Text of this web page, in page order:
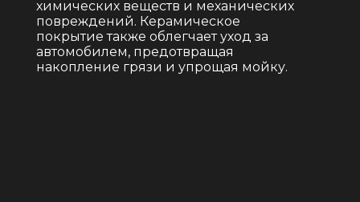
химических веществ и механических
повреждений. Керамическое
покрытие также облегчает уход за
автомобилем, предотвращая
накопление грязи и упрощая мойку.